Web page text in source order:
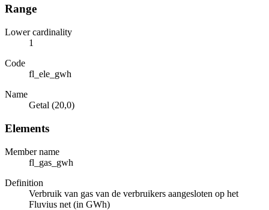
Range
Lower cardinality
1
Code
fl_ele_gwh
Name
Getal (20,0)
Elements
Member name
fl_gas_gwh
Definition
Verbruik van gas van de verbruikers aangesloten op het
Fluvius net (in GWh)